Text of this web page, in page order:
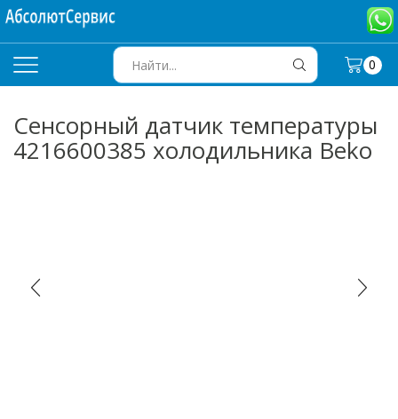
INPUT
0
Сенсорный датчик температуры
4216600385 холодильника Beko